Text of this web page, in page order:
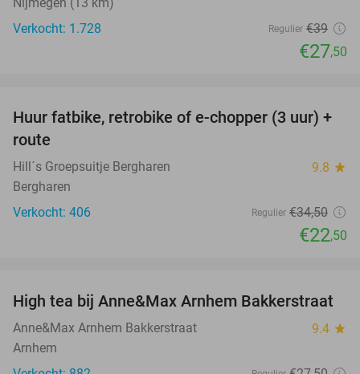
Nijmegen (13 km)
Verkocht: 1.728
Regulier €39
€27,50
35%
Huur fatbike, retrobike of e-chopper (3 uur) +
route
Hill´s Groepsuitje Bergharen 9.8 star
Bergharen
Verkocht: 406
Regulier €34,50
€22,50
29%
High tea bij Anne&Max Arnhem Bakkerstraat
Anne&Max Arnhem Bakkerstraat 9.4 star
Arnhem